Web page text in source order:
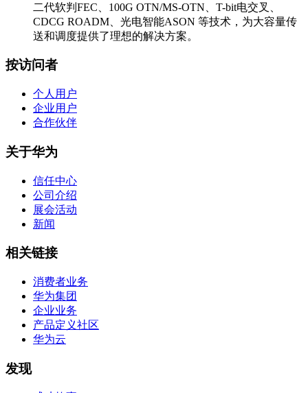
二代软判FEC、100G OTN/MS-OTN、T-bit电交叉、
CDCG ROADM、光电智能ASON 等技术，为大容量传
送和调度提供了理想的解决方案。
按访问者
个人用户
企业用户
合作伙伴
关于华为
信任中心
公司介绍
展会活动
新闻
相关链接
消费者业务
华为集团
企业业务
产品定义社区
华为云
发现